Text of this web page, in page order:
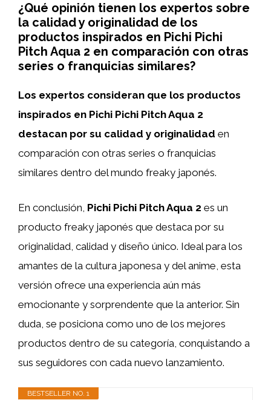
¿Qué opinión tienen los expertos sobre
la calidad y originalidad de los
productos inspirados en Pichi Pichi
Pitch Aqua 2 en comparación con otras
series o franquicias similares?
Los expertos consideran que los productos
inspirados en Pichi Pichi Pitch Aqua 2
destacan por su calidad y originalidad en
comparación con otras series o franquicias
similares dentro del mundo freaky japonés.
En conclusión, Pichi Pichi Pitch Aqua 2 es un
producto freaky japonés que destaca por su
originalidad, calidad y diseño único. Ideal para los
amantes de la cultura japonesa y del anime, esta
versión ofrece una experiencia aún más
emocionante y sorprendente que la anterior. Sin
duda, se posiciona como uno de los mejores
productos dentro de su categoría, conquistando a
sus seguidores con cada nuevo lanzamiento.
BESTSELLER NO. 1